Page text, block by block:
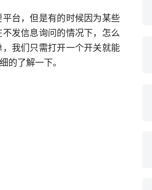
台，但是有的时候因为某些
发信息询问的情况下，怎么
我们只需打开一个开关就能
的了解一下。